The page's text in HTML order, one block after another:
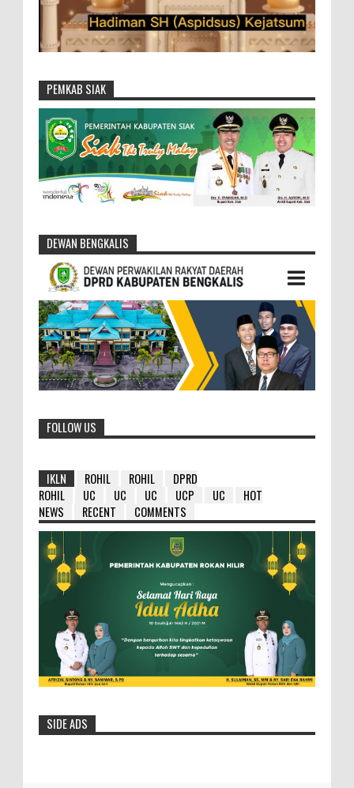
PEMKAB SIAK
DEWAN BENGKALIS
FOLLOW US
IKLN ROHIL ROHIL
DPRD
ROHIL
UC UC UC UCP UC
HOT
NEWS
RECENT COMMENTS
HM Wardan : Ambil Hikmahnya Dibalik
SIDE ADS